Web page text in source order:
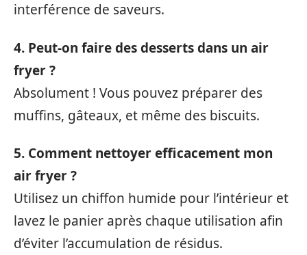
interférence de saveurs.
4. Peut-on faire des desserts dans un air
fryer ?
Absolument ! Vous pouvez préparer des
muffins, gâteaux, et même des biscuits.
5. Comment nettoyer efficacement mon
air fryer ?
Utilisez un chiffon humide pour l’intérieur et
lavez le panier après chaque utilisation afin
d’éviter l’accumulation de résidus.